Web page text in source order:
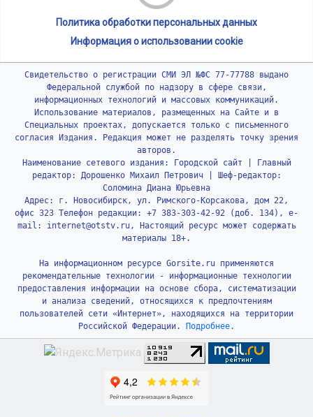
Политика обработки персональных данных
Информация о использовании cookie
Свидетельство о регистрации СМИ ЭЛ №ФС 77-77788 выдано
Федеральной службой по надзору в сфере связи,
информационных технологий и массовых коммуникаций.
Использование материалов, размещенных на Сайте и в
Специальных проектах, допускается только с письменного
согласия Издания. Редакция может не разделять точку зрения
авторов.
Наименование сетевого издания: Городской сайт | Главный
редактор: Дорошенко Михаил Петрович | Шеф-редактор:
Соломина Диана Юрьевна
Адрес: г. Новосибирск, ул. Римского-Корсакова, дом 22,
офис 323 Телефон редакции: +7 383-303-42-92 (доб. 134), e-
mail: internet@otstv.ru, Настоящий ресурс может содержать
материалы 18+.
На информационном ресурсе Gorsite.ru применяются
рекомендательные технологии - информационные технологии
предоставления информации на основе сбора, систематизации
и анализа сведений, относящихся к предпочтениям
пользователей сети «Интернет», находящихся на территории
Российской Федерации.
Подробнее.